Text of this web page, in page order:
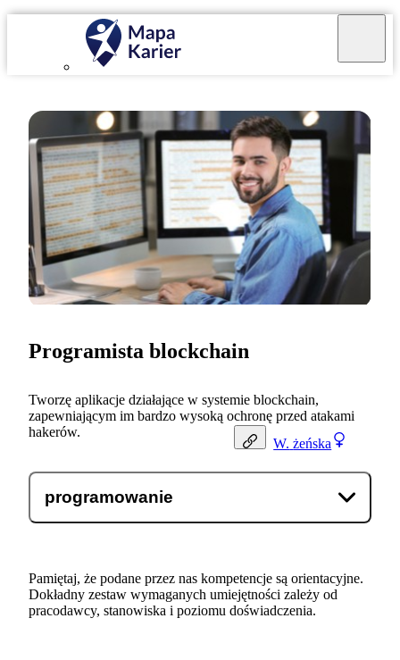
W. żeńska
Programista blockchain
Tworzę aplikacje działające w systemie blockchain,
zapewniającym im bardzo wysoką ochronę przed atakami
hakerów.
programowanie
Pamiętaj, że podane przez nas kompetencje są orientacyjne.
Dokładny zestaw wymaganych umiejętności zależy od
pracodawcy, stanowiska i poziomu doświadczenia.